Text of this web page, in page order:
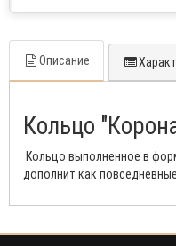
Описание
Кольцо
Кольцо выполненное в
дополнит как